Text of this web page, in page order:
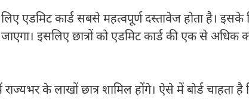
लिए एडमिट कार्ड सबसे महत्वपूर्ण दस्तावेज होता है। इसके
जाएगा। इसलिए छात्रों को एडमिट कार्ड की एक से अधिक
में राज्यभर के लाखों छात्र शामिल होंगे। ऐसे में बोर्ड चाहता